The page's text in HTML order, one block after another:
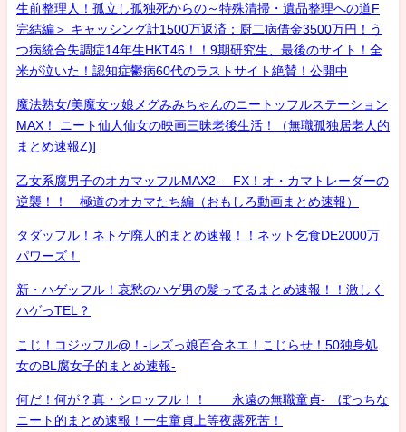
生前整理人！孤立し孤独死からの～特殊清掃・遺品整理への道F
完結編＞ キャッシング計1500万返済：厨二病借金3500万円！う
つ病統合失調症14年生HKT46！！9期研究生、最後のサイト！全
米が泣いた！認知症鬱病60代のラストサイト絶賛！公開中
魔法熟女/美魔女ッ娘メグみみちゃんのニートッフルステーション
MAX！ ニート仙人仙女の映画三昧老後生活！（無職孤独居老人的
まとめ速報Z)]
乙女系腐男子のオカマッフルMAX2- FX！オ・カマトレーダーの
逆襲！！ 極道のオカマたち編（おもしろ動画まとめ速報）
タダッフル！ネトゲ廃人的まとめ速報！！ネット乞食DE2000万
パワーズ！
新・ハゲッフル！哀愁のハゲ男の髪ってるまとめ速報！！激しく
ハゲっTEL？
こじ！コジッフル@！-レズっ娘百合ネエ！こじらせ！50独身処
女のBL腐女子的まとめ速報-
何だ！何が？真・シロッフル！！ 永遠の無職童貞- ぼっちな
ニート的まとめ速報！一生童貞上等夜露死苦！